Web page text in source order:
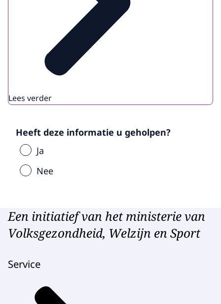
Lees verder
Heeft deze informatie u geholpen?
Ja
Nee
Een initiatief van het ministerie van
Volksgezondheid, Welzijn en Sport
Service